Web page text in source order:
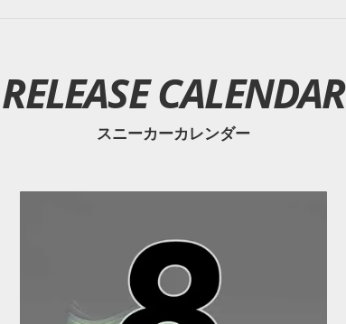
RELEASE CALENDAR
スニーカーカレンダー